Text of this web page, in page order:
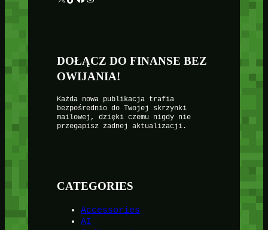
DOŁĄCZ DO FINANSE BEZ
OWIJANIA!
Każda nowa publikacja trafia
bezpośrednio do Twojej skrzynki
mailowej, dzięki czemu nigdy nie
przegapisz żadnej aktualizacji.
CATEGORIES
Accessories
AI